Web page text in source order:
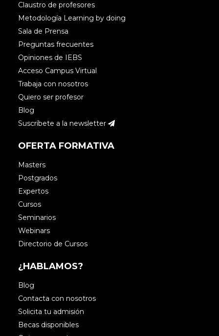
Claustro de profesores
Metodología Learning by doing
Sala de Prensa
Preguntas frecuentes
Opiniones de IEBS
Acceso Campus Virtual
Trabaja con nosotros
Quiero ser profesor
Blog
Suscríbete a la newsletter
OFERTA FORMATIVA
Masters
Postgrados
Expertos
Cursos
Seminarios
Webinars
Directorio de Cursos
¿HABLAMOS?
Blog
Contacta con nosotros
Solicita tu admisión
Becas disponibles